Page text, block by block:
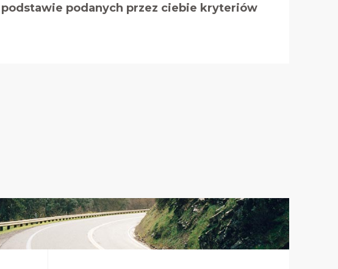
podanych przez ciebie kryteriów